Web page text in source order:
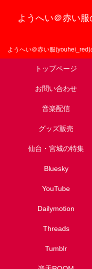
ようへい＠赤い
ようへい＠赤い服
トップページ
お問い合わせ
音楽配信
グッズ販売
仙台・宮城の特集
Bluesky
YouTube
Dailymotion
Threads
Tumblr